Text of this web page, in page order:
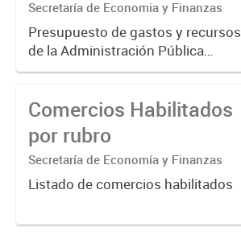
Secretaría de Economia y Finanzas
Presupuesto de gastos y recursos
de la Administración Pública
Municipal para el ejercicio 2024.
Comercios Habilitados
por rubro
Secretaría de Economía y Finanzas
Listado de comercios habilitados